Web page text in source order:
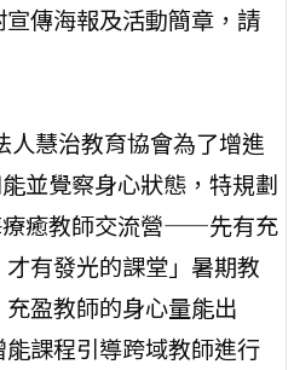
傳海報及活動簡章，請
人慧治教育協會為了增進
並覺察身心狀態，特規劃
療癒教師交流營——先有充
有發光的課堂」暑期教
盈教師的身心量能出
課程引導跨域教師進行